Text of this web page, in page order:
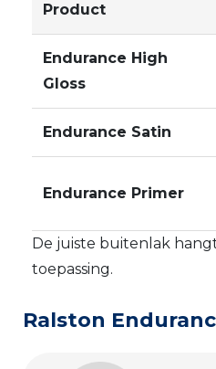
Product
Endurance High
Gloss
Endurance Satin
Endurance Primer
De juiste buitenlak
toepassing.
Ralston